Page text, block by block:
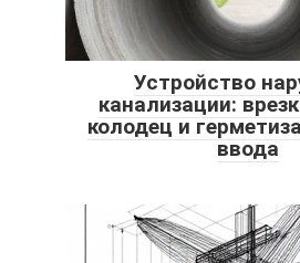
Устройство
канализации:
колодец и
ввода